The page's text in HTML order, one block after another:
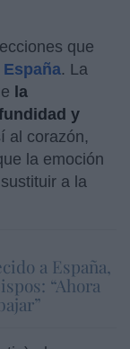
que
. La
la
y
al corazón,
la emoción
a la
a España,
“Ahora